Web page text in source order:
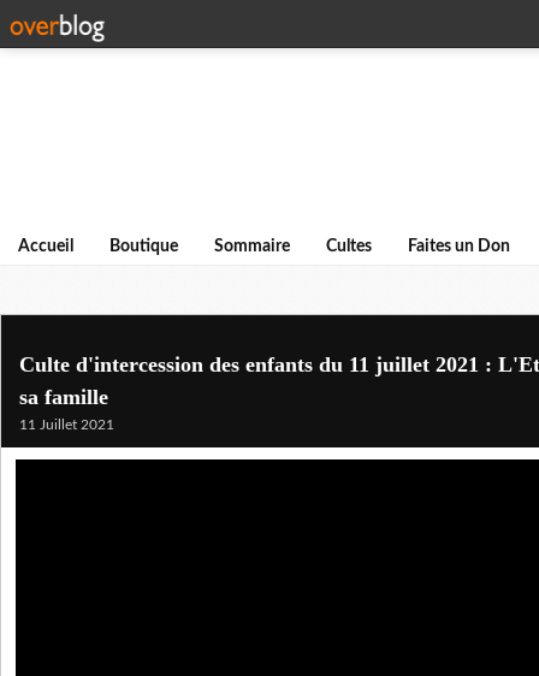
Accueil Boutique Sommaire Cultes Faites un Don
Culte d'intercession des enfants du 11 juillet 2021 :
sa famille
11 Juillet 2021